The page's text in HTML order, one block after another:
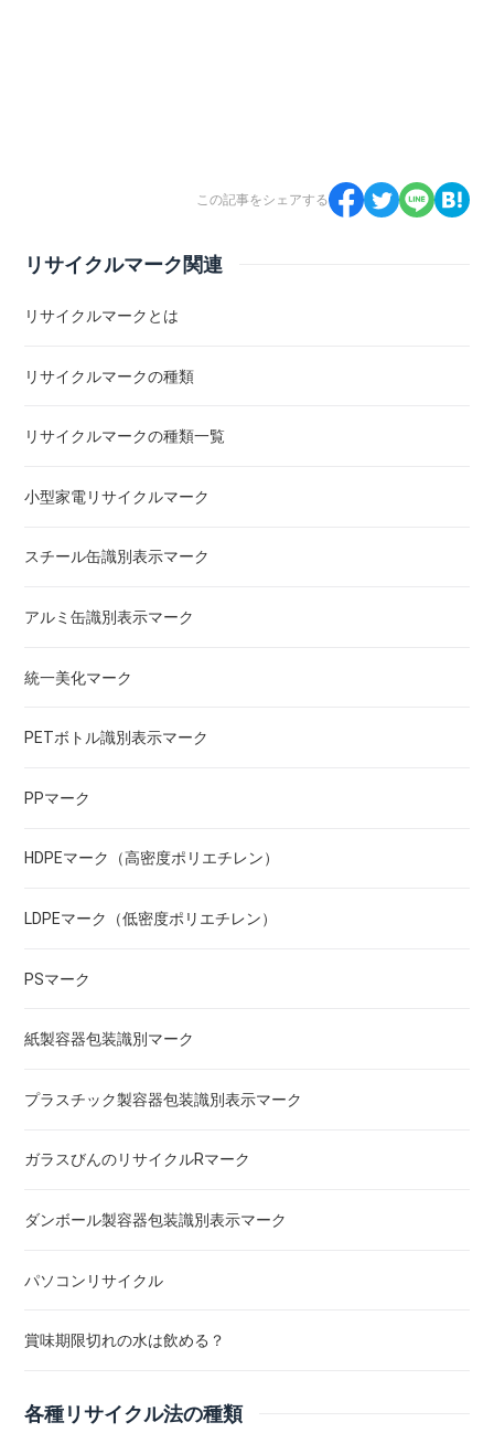
この記事をシェアする
リサイクルマーク関連
リサイクルマークとは
リサイクルマークの種類
リサイクルマークの種類一覧
小型家電リサイクルマーク
スチール缶識別表示マーク
アルミ缶識別表示マーク
統一美化マーク
PETボトル識別表示マーク
PPマーク
HDPEマーク（高密度ポリエチレン）
LDPEマーク（低密度ポリエチレン）
PSマーク
紙製容器包装識別マーク
プラスチック製容器包装識別表示マーク
ガラスびんのリサイクルRマーク
ダンボール製容器包装識別表示マーク
パソコンリサイクル
賞味期限切れの水は飲める？
各種リサイクル法の種類